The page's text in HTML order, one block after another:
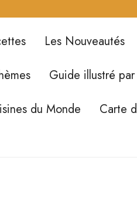
Les Nouveautés
Guide illustré
du Monde
Carte